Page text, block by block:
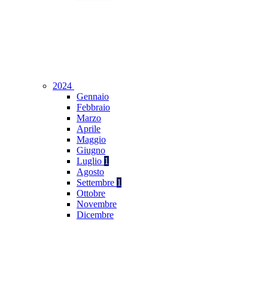
2024
Gennaio
Febbraio
Marzo
Aprile
Maggio
Giugno
Luglio 1
Agosto
Settembre 1
Ottobre
Novembre
Dicembre